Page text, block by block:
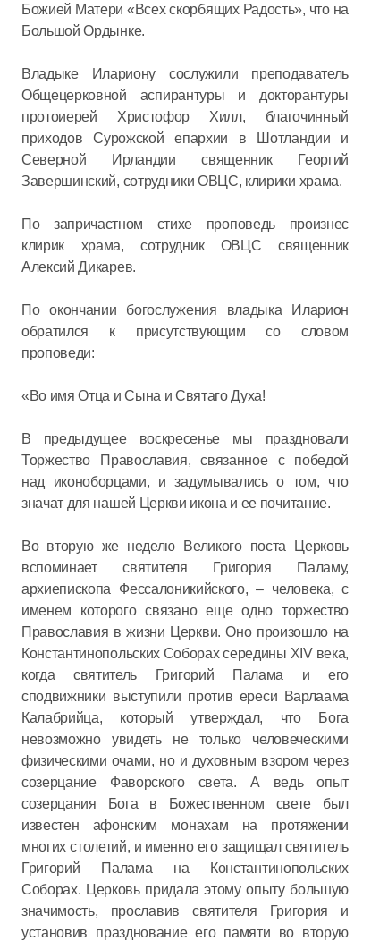
Божией Матери «Всех скорбящих Радость», что на
Большой Ордынке.
Владыке Илариону сослужили преподаватель
Общецерковной аспирантуры и докторантуры
протоиерей Христофор Хилл, благочинный
приходов Сурожской епархии в Шотландии и
Северной Ирландии священник Георгий
Завершинский, сотрудники ОВЦС, клирики храма.
По запричастном стихе проповедь произнес
клирик храма, сотрудник ОВЦС священник
Алексий Дикарев.
По окончании богослужения владыка Иларион
обратился к присутствующим со словом
проповеди:
«Во имя Отца и Сына и Святаго Духа!
В предыдущее воскресенье мы праздновали
Торжество Православия, связанное с победой
над иконоборцами, и задумывались о том, что
значат для нашей Церкви икона и ее почитание.
Во вторую же неделю Великого поста Церковь
вспоминает святителя Григория Паламу,
архиепископа Фессалоникийского, – человека, с
именем которого связано еще одно торжество
Православия в жизни Церкви. Оно произошло на
Константинопольских Соборах середины XIV века,
когда святитель Григорий Палама и его
сподвижники выступили против ереси Варлаама
Калабрийца, который утверждал, что Бога
невозможно увидеть не только человеческими
физическими очами, но и духовным взором через
созерцание Фаворского света. А ведь опыт
созерцания Бога в Божественном свете был
известен афонским монахам на протяжении
многих столетий, и именно его защищал святитель
Григорий Палама на Константинопольских
Соборах. Церковь придала этому опыту большую
значимость, прославив святителя Григория и
установив празднование его памяти во вторую